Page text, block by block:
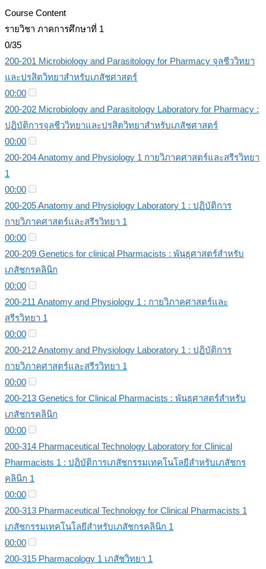
Course Content
รายวิชา ภาคการศึกษาที่ 1
0/35
200-201 Microbiology and Parasitology for Pharmacy จุลชีววิทยา
และปรสิตวิทยาสำหรับเภสัชศาสตร์
00:00
200-202 Microbiology and Parasitology Laboratory for Pharmacy :
ปฏิบัติการจุลชีววิทยาและปรสิตวิทยาสำหรับเภสัชศาสตร์
00:00
200-204 Anatomy and Physiology 1 กายวิภาคศาสตร์และสรีรวิทยา
1
00:00
200-205 Anatomy and Physiology Laboratory 1 : ปฏิบัติการ
กายวิภาคศาสตร์และสรีรวิทยา 1
00:00
200-209 Genetics for clinical Pharmacists : พันธุศาสตร์สำหรับ
เภสัชกรคลินิก
00:00
200-211 Anatomy and Physiology 1 : กายวิภาคศาสตร์และ
สรีรวิทยา 1
00:00
200-212 Anatomy and Physiology Laboratory 1 : ปฏิบัติการ
กายวิภาคศาสตร์และสรีรวิทยา 1
00:00
200-213 Genetics for Clinical Pharmacists : พันธุศาสตร์สำหรับ
เภสัชกรคลินิก
00:00
200-314 Pharmaceutical Technology Laboratory for Clinical
Pharmacists 1 : ปฏิบัติการเภสัชกรรมเทคโนโลยีสำหรับเภสัชกร
คลินิก 1
00:00
200-313 Pharmaceutical Technology for Clinical Pharmacists 1
เภสัชกรรมเทคโนโลยีสำหรับเภสัชกรคลินิก 1
00:00
200-315 Pharmacology 1 เภสัชวิทยา 1